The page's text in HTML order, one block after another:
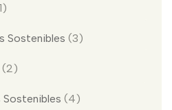
Sostenibles (3)
(2)
(4)